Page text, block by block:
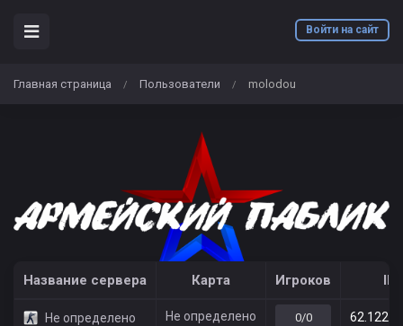
Войти на сайт
Главная страница / Пользователи / molodou
Название сервера Карта Игроков
Не определено Не определено 0/0